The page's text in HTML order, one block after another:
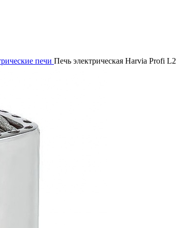
печи Печь электрическая Harvia Profi